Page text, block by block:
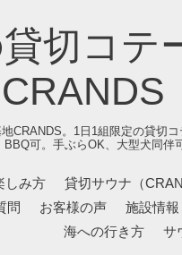
切コテ
CRANDS
CRANDS。1日1組限定の貸切
BBQ可。手ぶらOK、大型犬同伴
しみ方 貸切サウナ（
問 お客様の声 施設情報
海への行き方
サ